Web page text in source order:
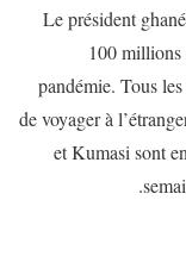
Le président
100 millions
pandémie. Tous
de voyager à
et Kumasi sont